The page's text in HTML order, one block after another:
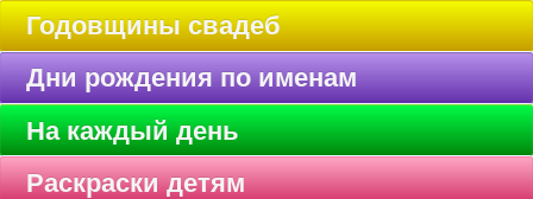
Годовщины свадеб
Дни рождения по именам
На каждый день
Раскраски детям